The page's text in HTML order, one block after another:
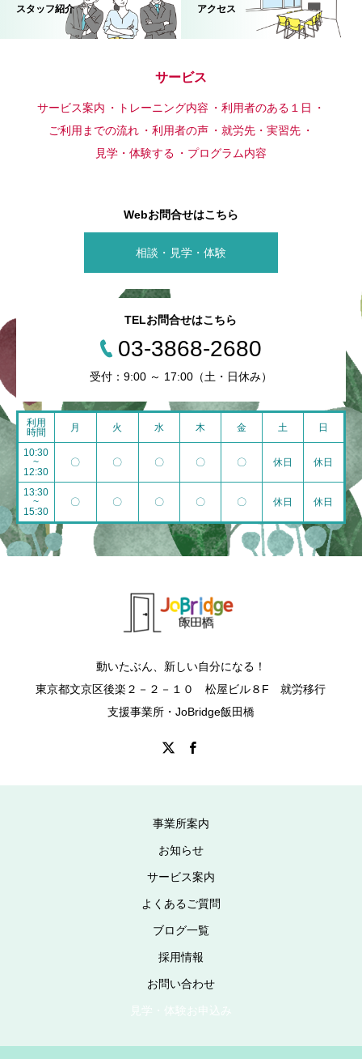
スタッフ紹介 アクセス
サービス
サービス案内 トレーニング内容
利用者のある１日
ご利用までの流れ
利用者の声
就労先・実習先
見学・体験する
プログラム内容
Webお問合せはこちら
相談・見学・体験
TELお問合せはこちら
03-3868-2680
受付：9:00 ～ 17:00（土・日休み）
利用
時間
月 火 水 木 金 土 日
10:30
~
12:30
〇 〇 〇 〇 〇 休日 休日
13:30
~
15:30
〇 〇 〇 〇 〇 休日 休日
動いたぶん、新しい自分になる！
東京都文京区後楽２－２－１０ 松屋ビル８F 就労移行
支援事業所・JoBridge飯田橋
事業所案内
お知らせ
サービス案内
よくあるご質問
ブログ一覧
採用情報
お問い合わせ
見学・体験お申込み